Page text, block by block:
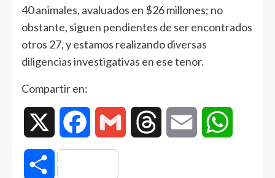
40 animales, avaluados en $26 millones; no
obstante, siguen pendientes de ser encontrados
otros 27, y estamos realizando diversas
diligencias investigativas en ese tenor.
Compartir en:
Facebook Gmail Threads Email
Compartir